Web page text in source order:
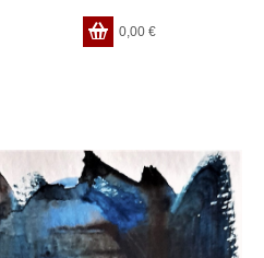
0,00€